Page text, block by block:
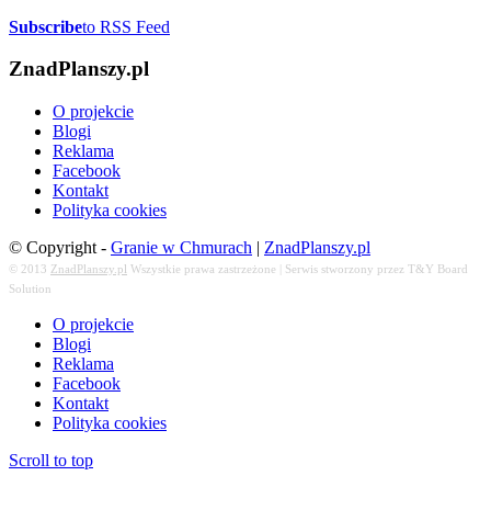
Subscribeto RSS Feed
ZnadPlanszy.pl
O projekcie
Blogi
Reklama
Facebook
Kontakt
Polityka cookies
© Copyright - Granie w Chmurach | ZnadPlanszy.pl
© 2013 ZnadPlanszy.pl Wszystkie prawa zastrzeżone | Serwis stworzony przez T&Y Board
Solution
O projekcie
Blogi
Reklama
Facebook
Kontakt
Polityka cookies
Scroll to top